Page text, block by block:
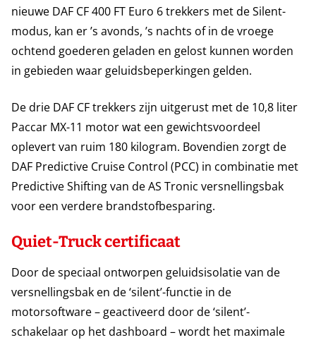
nieuwe DAF CF 400 FT Euro 6 trekkers met de Silent-
modus, kan er ’s avonds, ’s nachts of in de vroege
ochtend goederen geladen en gelost kunnen worden
in gebieden waar geluidsbeperkingen gelden.
De drie DAF CF trekkers zijn uitgerust met de 10,8 liter
Paccar MX-11 motor wat een gewichtsvoordeel
oplevert van ruim 180 kilogram. Bovendien zorgt de
DAF Predictive Cruise Control (PCC) in combinatie met
Predictive Shifting van de AS Tronic versnellingsbak
voor een verdere brandstofbesparing.
Quiet-Truck certificaat
Door de speciaal ontworpen geluidsisolatie van de
versnellingsbak en de ‘silent’-functie in de
motorsoftware – geactiveerd door de ‘silent’-
schakelaar op het dashboard – wordt het maximale